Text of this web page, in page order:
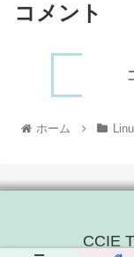
コメント
ホーム
CCIE